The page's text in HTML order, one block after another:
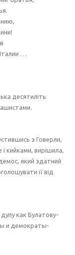
…
десятиліть
з Говерли,
кийками, вирішила,
який здатний
її від
как Булатову-
и демократы-